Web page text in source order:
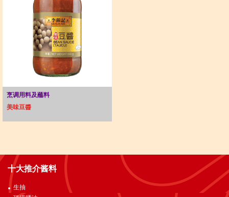
烹调用料及蘸料
美味豆醬
十大推介酱料
生抽